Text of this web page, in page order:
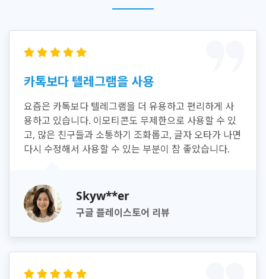
카톡보다 텔레그램을 사용
요즘은 카톡보다 텔레그램을 더 유용하고 편리하게 사
용하고 있습니다. 이모티콘도 무제한으로 사용할 수 있
고, 많은 친구들과 소통하기 조화롭고, 글자 오타가 나면
다시 수정해서 사용할 수 있는 부분이 참 좋았습니다.
Skyw**er
구글 플레이스토어 리뷰